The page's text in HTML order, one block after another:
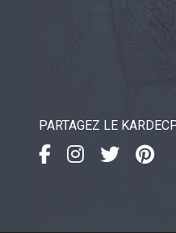
PARTAGEZ LE